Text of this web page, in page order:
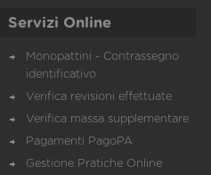
Servizi Online
Monopattini - Contrassegno
identificativo
Verifica revisioni effettuate
Verifica massa supplementare
Pagamenti PagoPA
Gestione Pratiche Online